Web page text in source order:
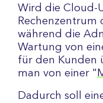
Wird die Cloud-
Rechenzentrum
während die
Wartung von
für den Kunden
man von einer "
Dadurch soll